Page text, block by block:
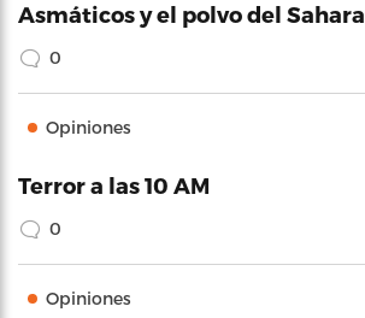
Asmáticos y el polvo del Sahara
0
Opiniones
Terror a las 10 AM
0
Opiniones